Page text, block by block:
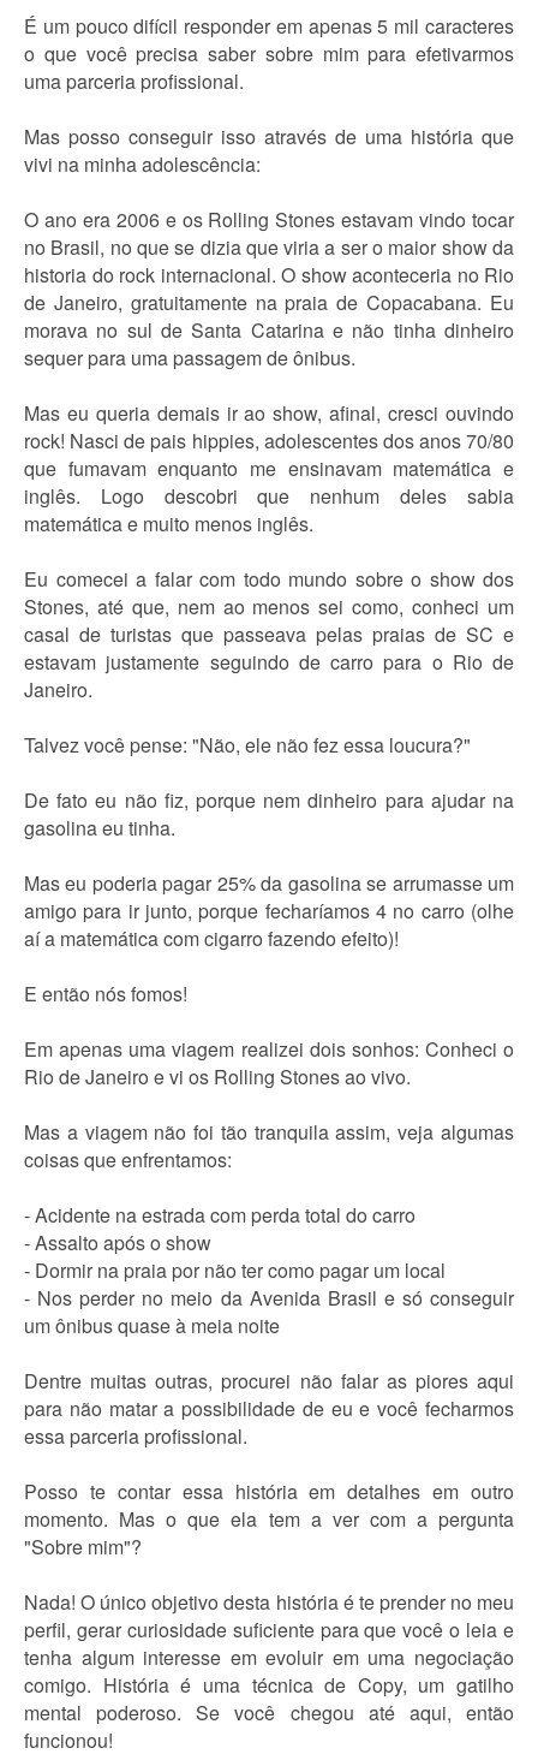
É um pouco difícil responder em apenas 5 mil caracteres
o que você precisa saber sobre mim para efetivarmos
uma parceria profissional.
Mas posso conseguir isso através de uma história que
vivi na minha adolescência:
O ano era 2006 e os Rolling Stones estavam vindo tocar
no Brasil, no que se dizia que viria a ser o maior show da
historia do rock internacional. O show aconteceria no Rio
de Janeiro, gratuitamente na praia de Copacabana. Eu
morava no sul de Santa Catarina e não tinha dinheiro
sequer para uma passagem de ônibus.
Mas eu queria demais ir ao show, afinal, cresci ouvindo
rock! Nasci de pais hippies, adolescentes dos anos 70/80
que fumavam enquanto me ensinavam matemática e
inglês. Logo descobri que nenhum deles sabia
matemática e muito menos inglês.
Eu comecei a falar com todo mundo sobre o show dos
Stones, até que, nem ao menos sei como, conheci um
casal de turistas que passeava pelas praias de SC e
estavam justamente seguindo de carro para o Rio de
Janeiro.
Talvez você pense: "Não, ele não fez essa loucura?"
De fato eu não fiz, porque nem dinheiro para ajudar na
gasolina eu tinha.
Mas eu poderia pagar 25% da gasolina se arrumasse um
amigo para ir junto, porque fecharíamos 4 no carro (olhe
aí a matemática com cigarro fazendo efeito)!
E então nós fomos!
Em apenas uma viagem realizei dois sonhos: Conheci o
Rio de Janeiro e vi os Rolling Stones ao vivo.
Mas a viagem não foi tão tranquila assim, veja algumas
coisas que enfrentamos:
- Acidente na estrada com perda total do carro
- Assalto após o show
- Dormir na praia por não ter como pagar um local
- Nos perder no meio da Avenida Brasil e só conseguir
um ônibus quase à meia noite
Dentre muitas outras, procurei não falar as piores aqui
para não matar a possibilidade de eu e você fecharmos
essa parceria profissional.
Posso te contar essa história em detalhes em outro
momento. Mas o que ela tem a ver com a pergunta
"Sobre mim"?
Nada! O único objetivo desta história é te prender no meu
perfil, gerar curiosidade suficiente para que você o leia e
tenha algum interesse em evoluir em uma negociação
comigo. História é uma técnica de Copy, um gatilho
mental poderoso. Se você chegou até aqui, então
funcionou!